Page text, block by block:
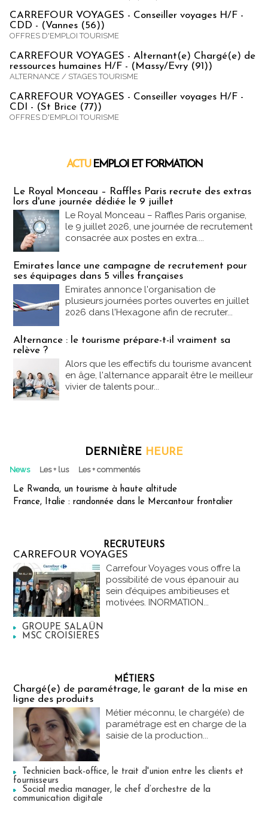
CARREFOUR VOYAGES - Conseiller voyages H/F -
CDD - (Vannes (56))
OFFRES D'EMPLOI TOURISME
CARREFOUR VOYAGES - Alternant(e) Chargé(e) de
ressources humaines H/F - (Massy/Evry (91))
ALTERNANCE / STAGES TOURISME
CARREFOUR VOYAGES - Conseiller voyages H/F -
CDI - (St Brice (77))
OFFRES D'EMPLOI TOURISME
ACTU EMPLOI ET FORMATION
Le Royal Monceau – Raffles Paris recrute des extras
lors d'une journée dédiée le 9 juillet
Le Royal Monceau – Raffles Paris organise,
le 9 juillet 2026, une journée de recrutement
consacrée aux postes en extra....
Emirates lance une campagne de recrutement pour
ses équipages dans 5 villes françaises
Emirates annonce l'organisation de
plusieurs journées portes ouvertes en juillet
2026 dans l'Hexagone afin de recruter...
Alternance : le tourisme prépare-t-il vraiment sa
relève ?
Alors que les effectifs du tourisme avancent
en âge, l'alternance apparaît être le meilleur
vivier de talents pour...
DERNIÈRE HEURE
News Les + lus Les + commentés
Le Rwanda, un tourisme à haute altitude
France, Italie : randonnée dans le Mercantour frontalier
RECRUTEURS
CARREFOUR VOYAGES
Carrefour Voyages vous offre la
possibilité de vous épanouir au
sein d’équipes ambitieuses et
motivées. INORMATION...
GROUPE SALAÜN
MSC CROISIERES
MÉTIERS
Chargé(e) de paramétrage, le garant de la mise en
ligne des produits
Métier méconnu, le chargé(e) de
paramétrage est en charge de la
saisie de la production...
Technicien back-office, le trait d'union entre les clients et
fournisseurs
Social media manager, le chef d’orchestre de la
communication digitale